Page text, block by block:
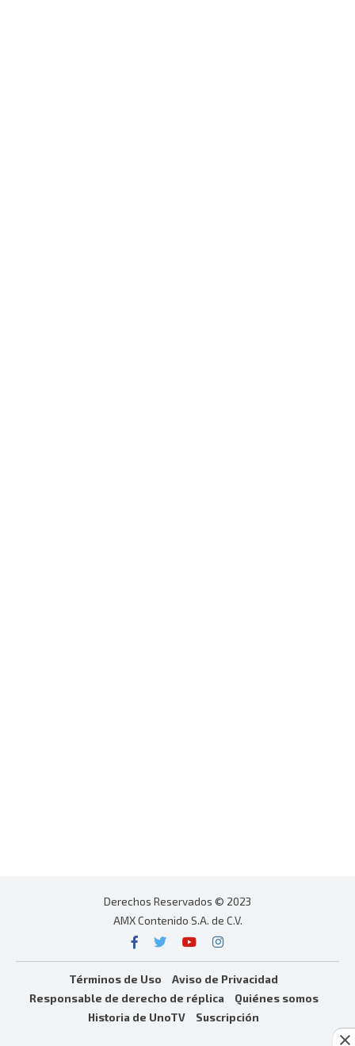
Derechos Reservados © 2023
AMX Contenido S.A. de C.V.
Términos de Uso
Aviso de Privacidad
Responsable de derecho de réplica
Quiénes somos
Historia de UnoTV
Suscripción